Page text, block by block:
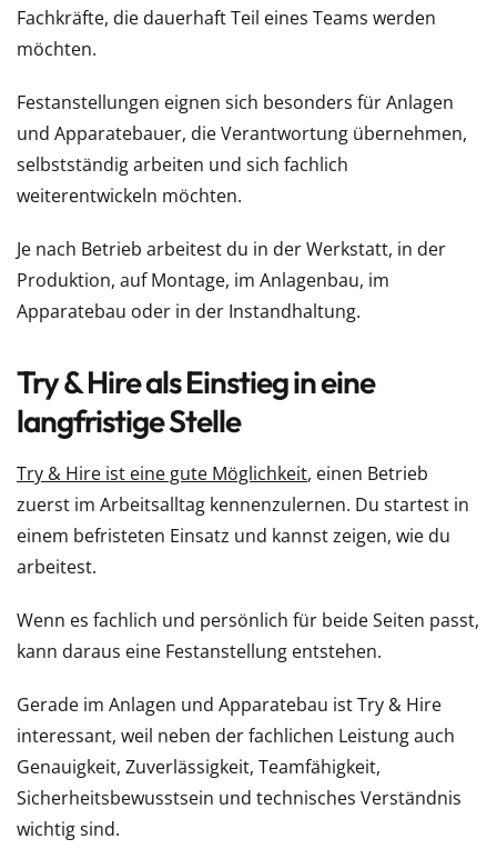
Fachkräfte, die dauerhaft Teil eines Teams werden
möchten.
Festanstellungen eignen sich besonders für Anlagen
und Apparatebauer, die Verantwortung übernehmen,
selbstständig arbeiten und sich fachlich
weiterentwickeln möchten.
Je nach Betrieb arbeitest du in der Werkstatt, in der
Produktion, auf Montage, im Anlagenbau, im
Apparatebau oder in der Instandhaltung.
Try & Hire als Einstieg in eine
langfristige Stelle
Try & Hire ist eine gute Möglichkeit, einen Betrieb
zuerst im Arbeitsalltag kennenzulernen. Du startest in
einem befristeten Einsatz und kannst zeigen, wie du
arbeitest.
Wenn es fachlich und persönlich für beide Seiten passt,
kann daraus eine Festanstellung entstehen.
Gerade im Anlagen und Apparatebau ist Try & Hire
interessant, weil neben der fachlichen Leistung auch
Genauigkeit, Zuverlässigkeit, Teamfähigkeit,
Sicherheitsbewusstsein und technisches Verständnis
wichtig sind.